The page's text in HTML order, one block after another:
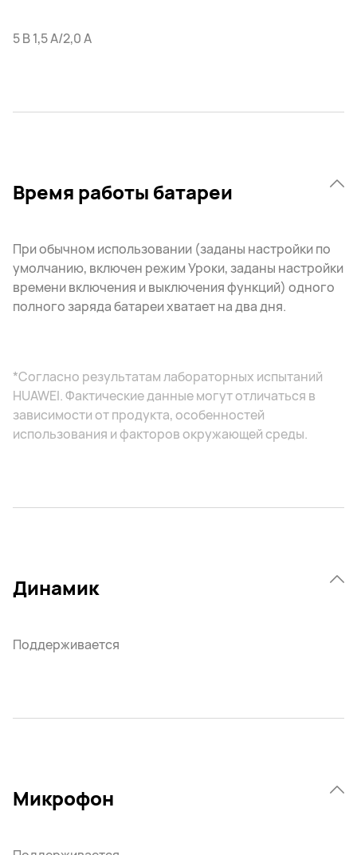
5 В 1,5 А/2,0 А
Время работы батареи
При обычном использовании (заданы настройки по
умолчанию, включен режим Уроки, заданы настройки
времени включения и выключения функций) одного
полного заряда батареи хватает на два дня.
*Согласно результатам лабораторных испытаний
HUAWEI. Фактические данные могут отличаться в
зависимости от продукта, особенностей
использования и факторов окружающей среды.
Динамик
Поддерживается
Микрофон